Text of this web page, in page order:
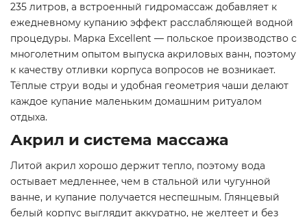
235 литров, а встроенный гидромассаж добавляет к
ежедневному купанию эффект расслабляющей водной
процедуры. Марка Excellent — польское производство с
многолетним опытом выпуска акриловых ванн, поэтому
к качеству отливки корпуса вопросов не возникает.
Тёплые струи воды и удобная геометрия чаши делают
каждое купание маленьким домашним ритуалом
отдыха.
Акрил и система массажа
Литой акрил хорошо держит тепло, поэтому вода
остывает медленнее, чем в стальной или чугунной
ванне, и купание получается неспешным. Глянцевый
белый корпус выглядит аккуратно, не желтеет и без